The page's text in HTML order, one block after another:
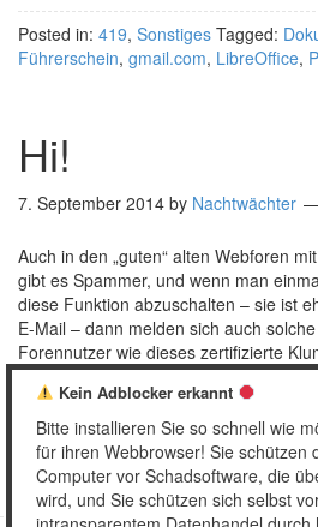
Posted in: 419, Sonstiges Tagged:
Führerschein, gmail.com, LibreOffice,
Hi!
7. September 2014 by Nachtwächter
Auch in den „guten“ alten Webforen
gibt es Spammer, und wenn man
diese Funktion abzuschalten – sie ist
E-Mail – dann melden sich auch
Forennutzer wie dieses zertifizierte
„panntastgris“ mit ihrer tollen und
[Read more…]
Posted in: Sonstiges Tagged:Hi,
Kein Adblocker erkannt
Bitte installieren Sie so schnell wie
für ihren Webbrowser! Sie schützen
Computer vor Schadsoftware, die
wird, und Sie schützen sich selbst